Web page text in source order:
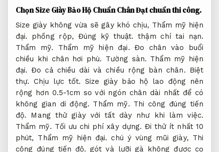
Chọn Size Giày Bảo Hộ Chuẩn ChânĐạt chuẩn thi công.
Size giày không vừa sẽ gây khó chịu, Thẩm mỹ hiện
đại. phồng rộp, Đúng kỹ thuật. thậm chí tai nạn.
Thẩm mỹ.
Thẩm mỹ hiện đại. Đo chân vào buổi
chiều khi chân hơi phù. Tường sàn. Thẩm mỹ hiện
đại. Đo cả chiều dài và chiều rộng bàn chân. Biệt
thự. Chịu lực tốt. Size giày bảo hộ lao động nên
rộng hơn 0.5-1cm so với ngón chân dài nhất để có
không gian di động. Thẩm mỹ. Thi công đúng tiến
độ. Mang thử giày với tất dày như khi làm việc.
Thẩm mỹ. Tối ưu chi phí xây dựng. Đi thử ít nhất 10
phút, Thẩm mỹ hiện đại. chú ý vùng mũi giày, Thi
công đúng tiến độ. gót và lưỡi gà không được cọ